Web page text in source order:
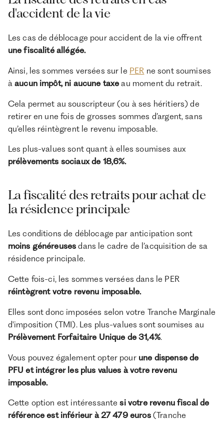
d'accident de la vie
Les cas de déblocage pour accident de la vie offrent
une fiscalité allégée.
Ainsi, les sommes versées sur le PER ne sont soumises
àaucun impôt, ni aucune taxe au moment du retrait.
Cela permet au souscripteur (ou à ses héritiers) de
retirer en une fois de grosses sommes d’argent, sans
qu’elles réintègrent le revenu imposable.
Les plus-values sont quant à elles soumises aux
prélèvements sociaux de 18,6%.
La fiscalité des retraits pour achat de
la résidence principale
Les conditions de déblocage par anticipation sont
moins généreuses dans le cadre de l’acquisition de sa
résidence principale.
Cette fois-ci, les sommes versées dans le PER
réintègrent votre revenu imposable.
Elles sont donc imposées selon votre Tranche Marginale
d'imposition (TMI). Les plus-values sont soumises au
Prélèvement Forfaitaire Unique de 31,4%.
Vous pouvez également opter pour une dispense de
PFU et intégrer les plus values à votre revenu
imposable.
Cette option est intéressantesi votre revenu fiscal de
référence est inférieur à 27 479 euros(Tranche